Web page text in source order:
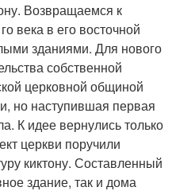
Возвращаемся к
века в его восточной
зданиями. Для нового
собственной
церковной общиной
но наступившая первая
К идее вернулись только
церкви поручили
киктону. Составленный
здание, так и дома